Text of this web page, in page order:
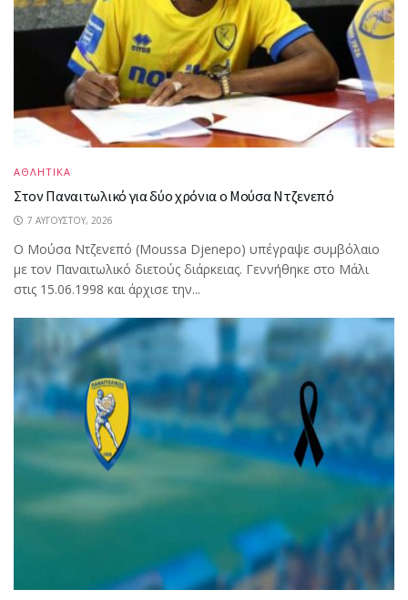
ΑΘΛΗΤΙΚΑ
Στον Παναιτωλικό για δύο χρόνια ο Μούσα Ντζενεπό
7 ΑΥΓΟΎΣΤΟΥ, 2026
Ο Μούσα Ντζενεπό (Moussa Djenepo) υπέγραψε συμβόλαιο
με τον Παναιτωλικό διετούς διάρκειας. Γεννήθηκε στο Μάλι
στις 15.06.1998 και άρχισε την...